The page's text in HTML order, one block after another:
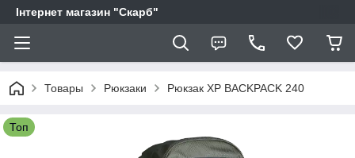
Інтернет магазин "Скарб"
Товары Рюкзаки Рюкзак XP BACKPACK 240
Топ